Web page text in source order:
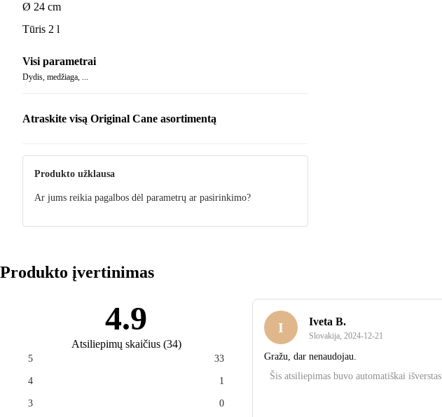
Ø 24 cm
Tūris 2 l
Visi parametrai
Dydis, medžiaga, ...
Atraskite visą Original Cane asortimentą
Produkto užklausa
Ar jums reikia pagalbos dėl parametrų ar pasirinkimo?
Produkto įvertinimas
4.9
Atsiliepimų skaičius(34)
5 33
4 1
3 0
I Iveta B.
Slovakija, 2024‑12‑21
Gražu, dar nenaudojau.
Šis atsiliepimas buvo automatiškai išverstas.